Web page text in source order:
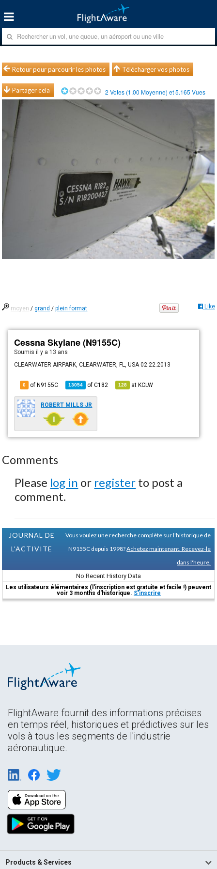
Retour pour parcourir les photos Télécharger vos photos
Partager cela 2 Votes (1.00 Moyenne) et5.165 Vues
moyen /grand /plein format Like
Cessna Skylane (N9155C)
Soumisil y a 13 ans
CLEARWATER AIRPARK, CLEARWATER, FL, USA 02.22.2013
6 of N9155C 13054 ofC182 128 atKCLW
ROBERT MILLS JR
Comments
Please log in or register to post a
comment.
JOURNAL DE
L'ACTIVITE
Vous voulez une recherche complète sur l'historique de
N9155C depuis 1998?Achetez maintenant. Recevez-le
dans l'heure.
No Recent History Data
Les utilisateurs élémentaires (l'inscription est gratuite et facile !) peuvent
voir 3 months d'historique. S'inscrire
FlightAware fournit des informations précises
en temps réel, historiques et prédictives sur les
vols à tous les segments de l'industrie
aéronautique.
Products & Services